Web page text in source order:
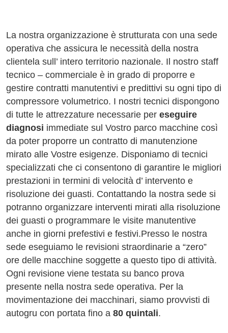
La nostra organizzazione è strutturata con una sede
operativa che assicura le necessità della nostra
clientela sull’ intero territorio nazionale. Il nostro staff
tecnico – commerciale è in grado di proporre e
gestire contratti manutentivi e predittivi su ogni tipo di
compressore volumetrico. I nostri tecnici dispongono
di tutte le attrezzature necessarie per eseguire
diagnosi immediate sul Vostro parco macchine così
da poter proporre un contratto di manutenzione
mirato alle Vostre esigenze. Disponiamo di tecnici
specializzati che ci consentono di garantire le migliori
prestazioni in termini di velocità d’ intervento e
risoluzione dei guasti. Contattando la nostra sede si
potranno organizzare interventi mirati alla risoluzione
dei guasti o programmare le visite manutentive
anche in giorni prefestivi e festivi.Presso le nostra
sede eseguiamo le revisioni straordinarie a “zero”
ore delle macchine soggette a questo tipo di attività.
Ogni revisione viene testata su banco prova
presente nella nostra sede operativa. Per la
movimentazione dei macchinari, siamo provvisti di
autogru con portata fino a 80 quintali.